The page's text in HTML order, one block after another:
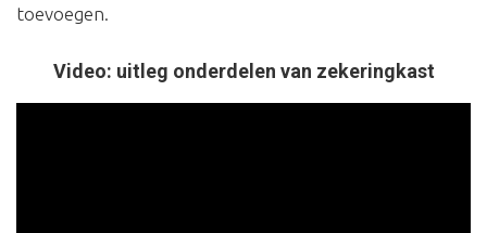
toevoegen.
Video: uitleg onderdelen van zekeringkast